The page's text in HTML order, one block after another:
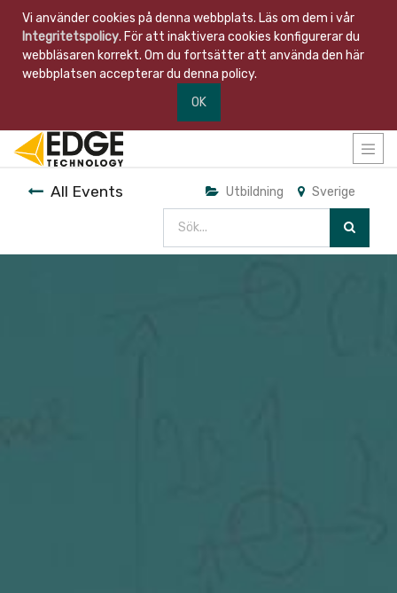
Vi använder cookies på denna webbplats. Läs om dem i vår
Integritetspolicy. För att inaktivera cookies konfigurerar du
webbläsaren korrekt. Om du fortsätter att använda den här
webbplatsen accepterar du denna policy.
OK
All Events Utbildning Sverige